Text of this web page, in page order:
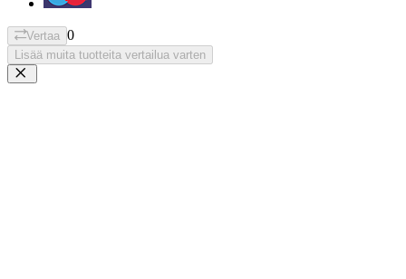
Vertaa 0
Lisää muita tuotteita vertailua varten